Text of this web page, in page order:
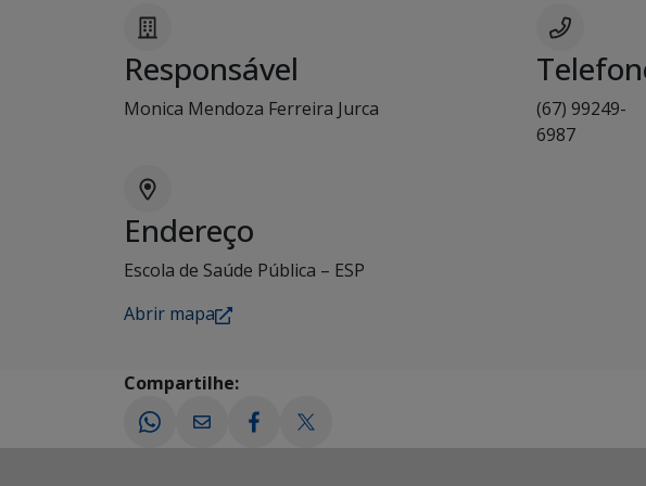
Responsável
Monica Mendoza Ferreira Jurca
(67) 99249-
6987
Endereço
Escola de Saúde Pública – ESP
Abrir mapa
Compartilhe: